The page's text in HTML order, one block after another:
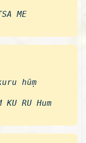
ME
hūṃ
KU RU Hum